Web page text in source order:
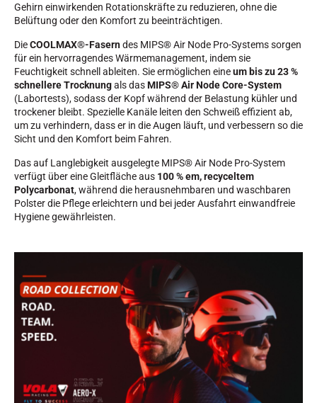
Gehirn einwirkenden Rotationskräfte zu reduzieren, ohne die
Belüftung oder den Komfort zu beeinträchtigen.
DieCOOLMAX®-Faserndes MIPS® Air Node Pro-Systems sorgen
für ein hervorragendes Wärmemanagement, indem sie
Feuchtigkeit schnell ableiten. Sie ermöglichen eineum bis zu 23 %
schnellere Trocknungals dasMIPS® Air Node Core-System
(Labortests), sodass der Kopf während der Belastung kühler und
trockener bleibt. Spezielle Kanäle leiten den Schweiß effizient ab,
um zu verhindern, dass er in die Augen läuft, und verbessern so die
Sicht und den Komfort beim Fahren.
Das auf Langlebigkeit ausgelegte MIPS® Air Node Pro-System
verfügt über eine Gleitfläche aus 100 % em, recyceltem
Polycarbonat, während die herausnehmbaren und waschbaren
Polster die Pflege erleichtern und bei jeder Ausfahrt einwandfreie
Hygiene gewährleisten.